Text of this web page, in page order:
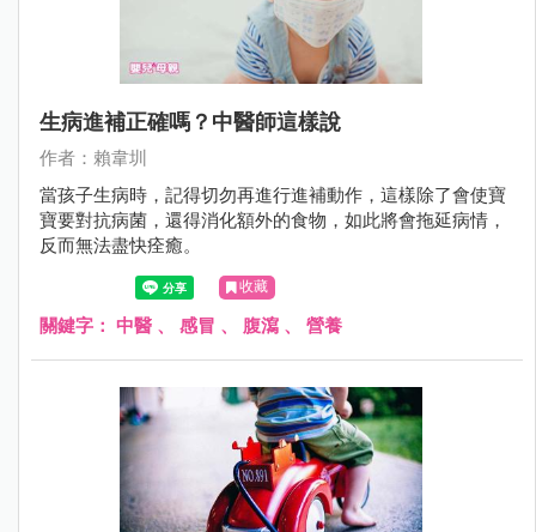
生病進補正確嗎？中醫師這樣說
作者：賴韋圳
當孩子生病時，記得切勿再進行進補動作，這樣除了會使寶
寶要對抗病菌，還得消化額外的食物，如此將會拖延病情，
反而無法盡快痊癒。
收藏
關鍵字： 中醫 、 感冒 、 腹瀉 、 營養